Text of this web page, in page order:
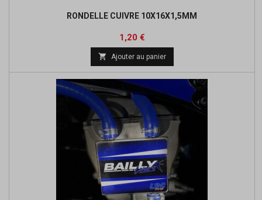
RONDELLE CUIVRE 10X16X1,5MM
Prix
1,20 €
 Ajouter au panier